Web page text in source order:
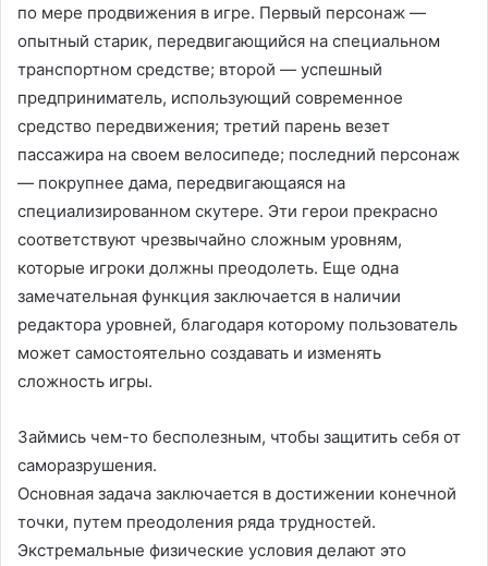
по мере продвижения в игре. Первый персонаж —
опытный старик, передвигающийся на специальном
транспортном средстве; второй — успешный
предприниматель, использующий современное
средство передвижения; третий парень везет
пассажира на своем велосипеде; последний персонаж
— покрупнее дама, передвигающаяся на
специализированном скутере. Эти герои прекрасно
соответствуют чрезвычайно сложным уровням,
которые игроки должны преодолеть. Еще одна
замечательная функция заключается в наличии
редактора уровней, благодаря которому пользователь
может самостоятельно создавать и изменять
сложность игры.
Займись чем-то бесполезным, чтобы защитить себя от
саморазрушения.
Основная задача заключается в достижении конечной
точки, путем преодоления ряда трудностей.
Экстремальные физические условия делают это